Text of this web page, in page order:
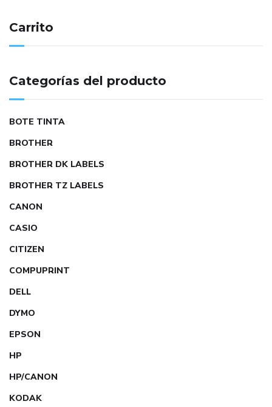
Carrito
Categorías del producto
BOTE TINTA
BROTHER
BROTHER DK LABELS
BROTHER TZ LABELS
CANON
CASIO
CITIZEN
COMPUPRINT
DELL
DYMO
EPSON
HP
HP/CANON
KODAK